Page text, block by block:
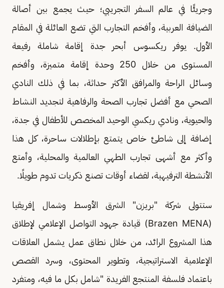
وجريئًا في عالم السفر التجريبي؛ حيث يجمع بين أصالة
الضيافة العربية، وأفخم التجارب التي تضع العائلة في المقام
الأول. يوفر ريكسوس أبحر جدة إقامة شاملة رفيعة
المستوى من خلال 250 وحدة إقامة متميزة، وأفخم
وسائل الراحة والمرافق الأكثر حداثة، بما في ذلك النادي
الصحي مع أفضل تجارب الصحة والرفاهية لتجديد النشاط
والحيوية، ونادي ريكسي الوحيد المخصص للأطفال في جدة،
إضافة إلى شاطئ خاص يتمتع بإطلالات ساحرة، كل هذا
وأكثر مع أشهى تجارب الطهي العالمية والمحلية، وأمتع
الأنشطة الترفيهية، لقضاء أوقات تصنع ذكريات تدوم طويلًا.
ستتولى شركة "بريزن" الشرق الأوسط وشمال إفريقيا
(Brazen MENA) قيادة جهود التواصل الإعلامي لإطلاق
هذا المشروع الرائد، من خلال نطاق عمل يشمل العلاقات
الإعلامية الاستراتيجية، وتطوير المحتوى، وسرد القصص
باعتماد فلسفة المنتجع الفريدة "شامل بكل ما فيه، ومتفرد